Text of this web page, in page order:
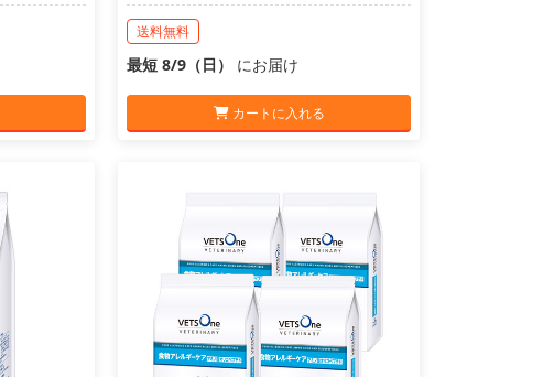
送料無料
最短 8/9（日） にお届け
カートに入れる